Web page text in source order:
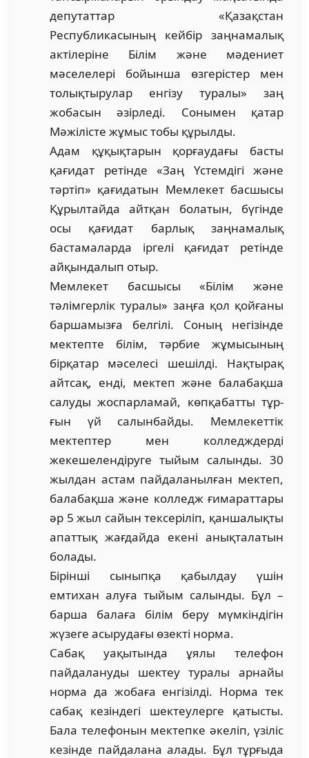
депутаттар «Қазақ­стан
Республикасының кейбір заңнамалық
ак­ті­леріне Білім және мәдениет
мәселелері бойын­ша өзгерістер мен
толықтырулар енгізу туралы» заң
жобасын әзірледі. Сонымен қатар
Мәжілісте жұмыс тобы құрылды.
Адам құқықтарын қорғаудағы басты
қағидат ретінде «Заң Үстемдігі және
тәртіп» қағи­датын Мемлекет басшысы
Құрылтайда айтқан болатын, бүгінде
осы қағидат барлық заң­намалық
бастамаларда іргелі қағидат ретінде
айқындалып отыр.
Мемлекет басшысы «Білім және
тәлімгерлік туралы» заңға қол қойғаны
баршамызға белгілі. Соның негізінде
мектепте білім, тәрбие жұмысының
бірқатар мәселесі шешілді. Нақ­тырақ
айтсақ, енді, мектеп және балабақша
салуды жоспарламай, көпқабатты тұр­
ғын үй салынбайды. Мемлекеттік
мектептер мен колледждерді
жекешелендіруге тыйым са­лынды. 30
жылдан астам пайдаланылған мектеп,
балабақша және колледж ғи­марат­тары
әр 5 жыл сайын тексеріліп, қаншалықты
апаттық жағдайда екені анық­талатын
болады.
Бірінші сыныпқа қабылдау үшін
емтихан алуға тыйым салынды. Бұл –
барша балаға білім беру мүмкіндігін
жүзеге асырудағы өзекті норма.
Сабақ уақытында ұялы телефон
пайдалануды шектеу туралы арнайы
норма да ж­о­баға енгізілді. Норма тек
сабақ кезіндегі шектеулерге қатысты.
Бала телефонын мектепке әке­ліп, үзіліс
кезінде пайдалана алады. Бұл тұрғыда